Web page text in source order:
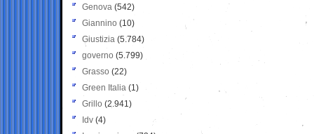
Genova (542)
Giannino (10)
Giustizia (5.784)
governo (5.799)
Grasso (22)
Green Italia (1)
Grillo (2.941)
Idv (4)